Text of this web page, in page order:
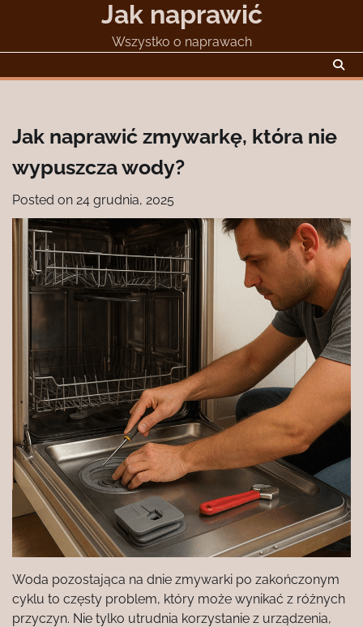
Jak naprawić
Wszystko o naprawach
Jak naprawić zmywarkę, która nie
wypuszcza wody?
Posted on 24 grudnia, 2025
Woda pozostająca na dnie zmywarki po zakończonym
cyklu to częsty problem, który może wynikać z różnych
przyczyn. Nie tylko utrudnia korzystanie z urządzenia,